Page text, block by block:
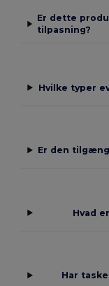
Er dette
tilpasning?
Hvilke typer
Er den
Hvad
Har